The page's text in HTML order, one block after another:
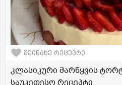
შეინახე რეცეპტი
კლასიკური მარწყვის
საუკეთესო რეცეპტი